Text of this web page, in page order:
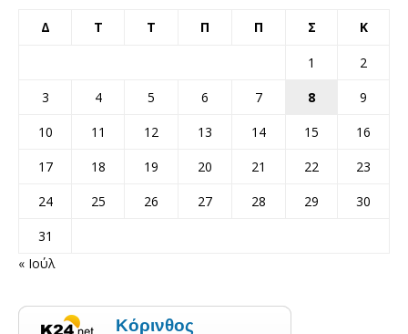
Δ Τ Τ Π Π Σ Κ
1
2
3
4 5 6 7 8
9
10
11 12 13 14 15
16
17
18 19 20 21 22
23
24
25 26 27 28 29
30
31
« Ιούλ